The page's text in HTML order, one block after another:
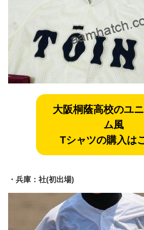
大阪桐蔭高校のユ
ム風
Tシャツの購入は
・兵庫：社(初出場)